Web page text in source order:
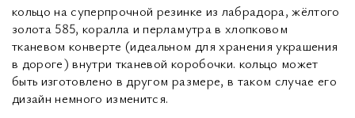
кольцо на суперпрочной резинке из лабрадора, жёлтого
золота 585, коралла и перламутра в хлопковом
тканевом конверте (идеальном для хранения украшения
в дороге) внутри тканевой коробочки. кольцо может
быть изготовлено в другом размере, в таком случае его
дизайн немного изменится.